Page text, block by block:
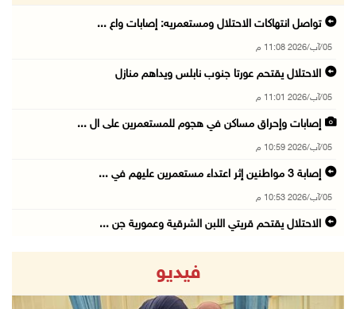
تواصل انتهاكات الاحتلال ومستعمريه: إصابات واع ...
05/آب/2026 11:08 م
الاحتلال يقتحم عورتا جنوب نابلس ويداهم منازل
05/آب/2026 11:01 م
إصابات وإحراق مساكن في هجوم للمستعمرين على ال ...
05/آب/2026 10:59 م
إصابة 3 مواطنين إثر اعتداء مستعمرين عليهم في ...
05/آب/2026 10:53 م
الاحتلال يقتحم قريتي اللبن الشرقية وعمورية جن ...
الوزيرة شاهين تبحث مع نظيرها المصري مستجدات ا ...
05/آب/2026 10:43 م
فيديو